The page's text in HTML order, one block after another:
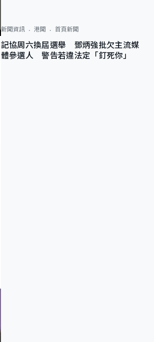
新聞資訊 港聞 首頁新聞
記協周六換屆選舉 鄧炳強批欠主流媒
體參選人 警告若違法定「釘死你」